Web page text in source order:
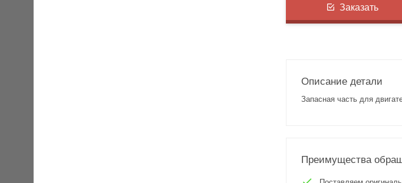
Заказать
Описание детали
Запасная часть для
Преимущества